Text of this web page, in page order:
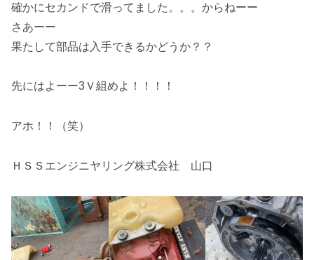
確かにセカンドで滑ってました。。。からねーー
さあーー
果たして部品は入手できるかどうか？？
先にはよーー3Ｖ組めよ！！！！
アホ！！（笑）
ＨＳＳエンジニヤリング株式会社 山口